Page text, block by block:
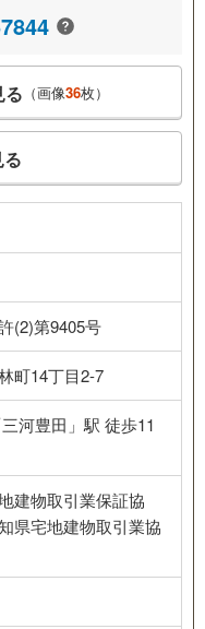
る （画像36枚）
(2)第9405号
町14丁目2-7
河豊田」駅 徒歩11
建物取引業保証協
県宅地建物取引業協